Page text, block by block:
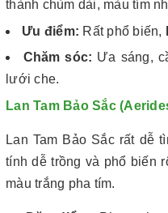
thành chùm dài, màu tím
Ưu điểm: Rất phổ biến,
Chăm sóc: Ưa sáng,
lưới che.
Lan Tam Bảo Sắc
Lan Tam Bảo Sắc rất dễ
tính dễ trồng và phổ biến
màu trắng pha tím.